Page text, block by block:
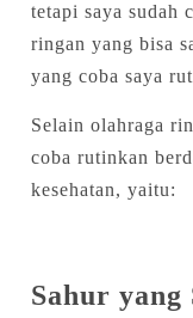
tetapi saya sudah
ringan yang bisa
yang coba saya
Selain olahraga
coba rutinkan
kesehatan, yaitu:
Sahur yang